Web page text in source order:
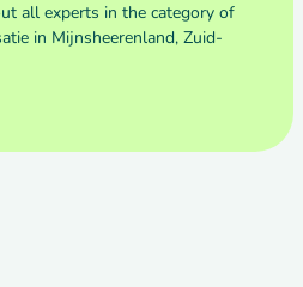
all experts in the category of
in Mijnsheerenland, Zuid-